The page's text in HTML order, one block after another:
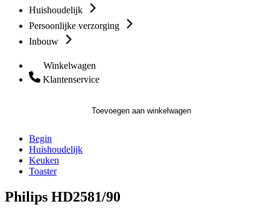
Huishoudelijk
Persoonlijke verzorging
Inbouw
Winkelwagen
Klantenservice
Toevoegen aan winkelwagen
Begin
Huishoudelijk
Keuken
Toaster
Philips HD2581/90